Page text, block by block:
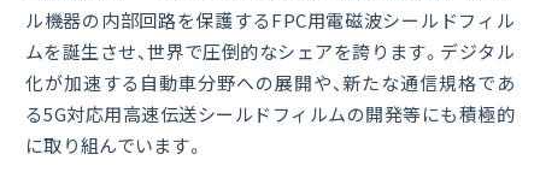
ル機器の内部回路を保護するFPC用電磁波シールドフィル
ムを誕生させ、世界で圧倒的なシェアを誇ります。デジタル
化が加速する自動車分野への展開や、新たな通信規格であ
る5G対応用高速伝送シールドフィルムの開発等にも積極的
に取り組んでいます。